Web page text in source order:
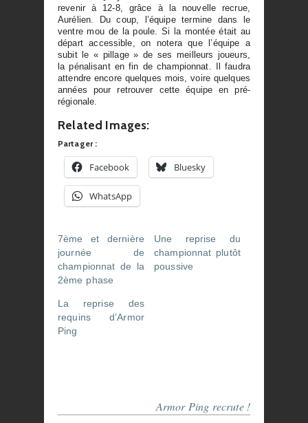
revenir à 12-8, grâce à la nouvelle recrue,
Aurélien. Du coup, l’équipe termine dans le
ventre mou de la poule. Si la montée était au
départ accessible, on notera que l’équipe a
subit le « pillage » de ses meilleurs joueurs,
la pénalisant en fin de championnat. Il faudra
attendre encore quelques mois, voire quelques
années pour retrouver cette équipe en pré-
régionale.
Related Images:
Partager :
Facebook Bluesky
WhatsApp
7ème et dernière
journée de
championnat de la
2ème phase
Une reprise du
championnat plutôt
poussive
La reprise des
requins d’Armor
Ping
Armor Ping recrute !